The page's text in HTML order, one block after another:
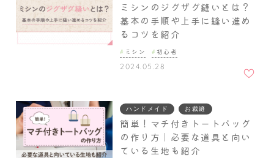
ミシンのジグザグ縫いとは？
基本の手順や上手に縫い進め
るコツを紹介
ミシン 初心者
2024.05.28
入りに
ハンドメイド お裁縫
簡単！マチ付きトートバッグ
の作り方｜必要な道具と向い
ている生地も紹介